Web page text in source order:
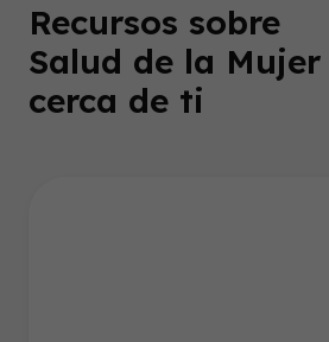
Recursos sobre
Salud de la Mujer
cerca de ti